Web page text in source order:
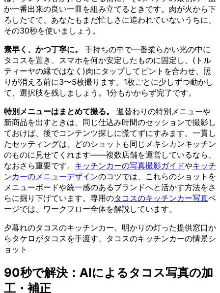
か一番出来の良い一皿を組み立てるときです。肉が火から下
ろしたてで、あなたもまだ忙しさに追われていないうちに、
その30秒を使いましょう。
素早く、かつ丁寧に。
手持ちの中で一番柔らかい光の中に
タコスを置き、スマホを何か安定したものに固定し、(トル
ティーヤの縁ではなく)肉にタップしてピントを合わせ、照
りが消える前に3〜5枚撮ります。1枚ごとに少しずつ動かし
て、選択肢を残しましょう。1分もかからず完了です。
特別メニューはまとめて撮る。
週替わりの特別メニューや
新商品を出すときは、同じ仕込み時間のセッションで撮影し
ておけば、後でコンテンツ探しに慌てずにすみます。一貫し
たセッティングは、どのショットも同じメキシカンキッチン
のものに見せてくれます——複数店舗を運営しているなら、
なおさら重要です。 キッチンカーの写真撮影ガイドやキッチ
ンカーのメニューデザインのコツでは、これらのショットを
メニューボードや統一感のあるブランドへと活かす方法をさ
らに掘り下げています。専用のタコスのキッチンカー写真ペ
ージでは、ワークフロー全体を解説しています。
夕暮れのタコスのキッチンカー。明かりの灯った提供窓口か
らタケロがタコスを手渡す、タコスのキッチンカーの情景シ
ョット
90秒で解決：AIによるタコス写真の加
工・補正